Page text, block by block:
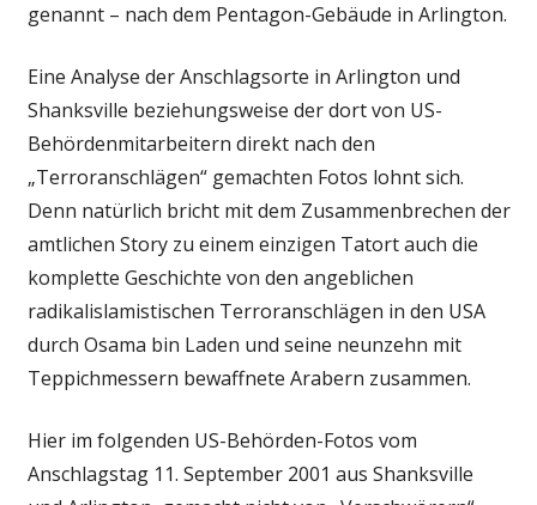
genannt – nach dem Pentagon-Gebäude in Arlington.
Eine Analyse der Anschlagsorte in Arlington und
Shanksville beziehungsweise der dort von US-
Behördenmitarbeitern direkt nach den
„Terroranschlägen“ gemachten Fotos lohnt sich.
Denn natürlich bricht mit dem Zusammenbrechen der
amtlichen Story zu einem einzigen Tatort auch die
komplette Geschichte von den angeblichen
radikalislamistischen Terroranschlägen in den USA
durch Osama bin Laden und seine neunzehn mit
Teppichmessern bewaffnete Arabern zusammen.
Hier im folgenden US-Behörden-Fotos vom
Anschlagstag 11. September 2001 aus Shanksville